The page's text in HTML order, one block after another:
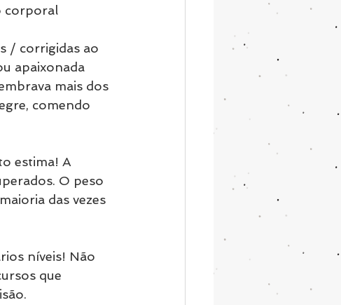
corporal
/ corrigidas ao
apaixonada
mais dos
comendo
estima! A
O peso
das vezes
níveis! Não
que